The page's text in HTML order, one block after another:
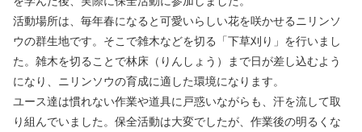
活動場所は、毎年春になると可愛いらしい花を咲かせるニリンソ
ウの群生地です。そこで雑木などを切る「下草刈り」を行いまし
た。雑木を切ることで林床（りんしょう）まで日が差し込むよう
になり、ニリンソウの育成に適した環境になります。
ユース達は慣れない作業や道具に戸惑いながらも、汗を流して取
り組んでいました。保全活動は大変でしたが、作業後の明るくな